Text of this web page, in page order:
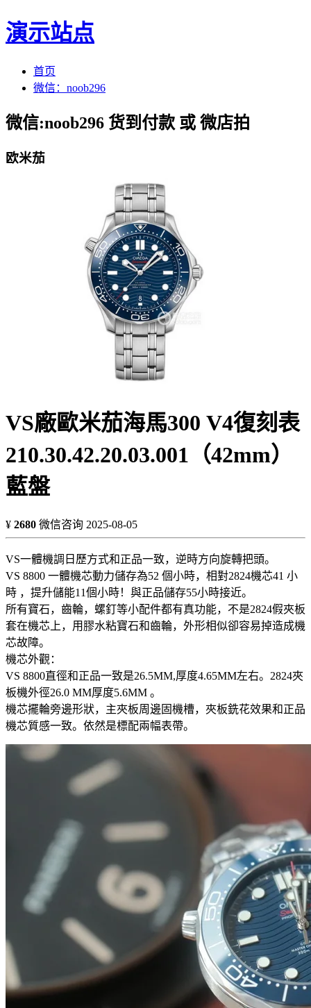
演示站点
首页
微信：noob296
微信:noob296 货到付款 或 微店拍
欧米茄
VS廠歐米茄海馬300 V4復刻表
210.30.42.20.03.001（42mm）
藍盤
¥ 2680 微信咨询 2025-08-05
VS一體機調日歷方式和正品一致，逆時方向旋轉把頭。
VS 8800 一體機芯動力儲存為52 個小時，相對2824機芯41 小
時 ，提升儲能11個小時！與正品儲存55小時接近。
所有寶石，齒輪，螺釘等小配件都有真功能，不是2824假夾板
套在機芯上，用膠水粘寶石和齒輪，外形相似卻容易掉造成機
芯故障。
機芯外觀：
VS 8800直徑和正品一致是26.5MM,厚度4.65MM左右。2824夾
板機外徑26.0 MM厚度5.6MM 。
機芯擺輪旁邊形狀，主夾板周邊固機槽，夾板銑花效果和正品
機芯質感一致。依然是標配兩幅表帶。